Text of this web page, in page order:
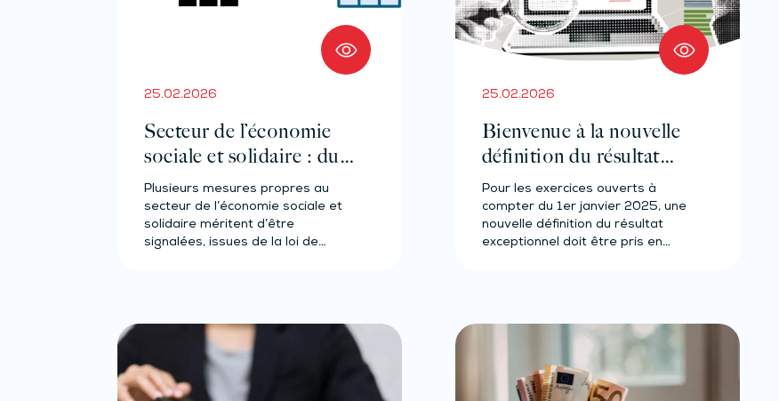
25.02.2026
Secteur de l’économie
sociale et solidaire : du
nouveau en 2026
Plusieurs mesures propres au
secteur de l’économie sociale et
solidaire méritent d’être
signalées, issues de la loi de
25.02.2026
Bienvenue à la nouvelle
définition du résultat
exceptionnel
Pour les exercices ouverts à
compter du 1er janvier 2025, une
nouvelle définition du résultat
exceptionnel doit être pris en…